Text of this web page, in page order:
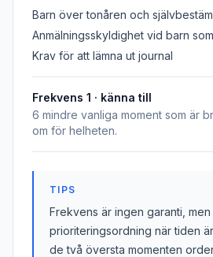
Barn över tonåren och
Anmälningsskyldighet vid barn
Krav för att lämna ut journal
Frekvens 1 · känna till
6 mindre vanliga moment som är
om för helheten.
TIPS
Frekvens är ingen garanti,
prioriteringsordning när tiden
de två översta momenten